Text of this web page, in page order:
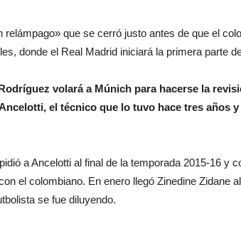
relámpago» que se cerró justo antes de que el
donde el Real Madrid iniciará la primera parte
volará a Múnich para hacerse la
el técnico que lo tuvo hace tres años
a Ancelotti al final de la temporada 2015-16 y
el colombiano. En enero llegó Zinedine Zidane
se fue diluyendo.